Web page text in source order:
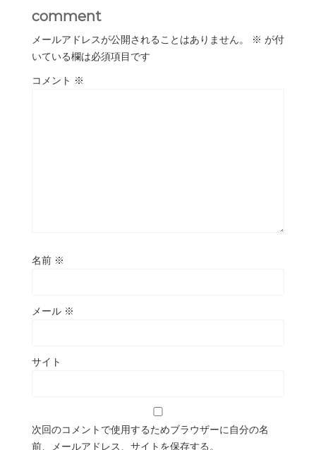
comment
メールアドレスが公開されることはありません。 ※ が付
いている欄は必須項目です
コメント ※
名前 ※
メール ※
サイト
次回のコメントで使用するためブラウザーに自分の名
前、メールアドレス、サイトを保存する。